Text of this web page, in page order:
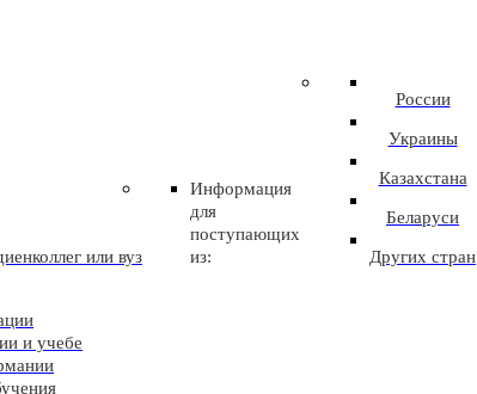
или вуз
Информация
для
поступающих
из:
России
Украины
Казахстана
Беларуси
Других стран
и учебе